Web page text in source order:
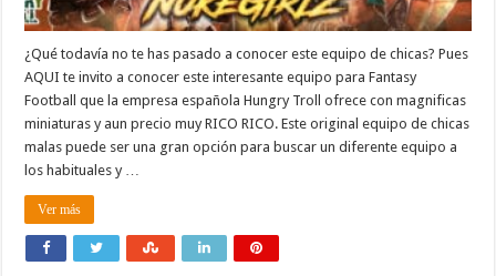
¿Qué todavía no te has pasado a conocer este equipo de chicas? Pues
AQUI te invito a conocer este interesante equipo para Fantasy
Football que la empresa española Hungry Troll ofrece con magnificas
miniaturas y aun precio muy RICO RICO. Este original equipo de chicas
malas puede ser una gran opción para buscar un diferente equipo a
los habituales y …
Ver más